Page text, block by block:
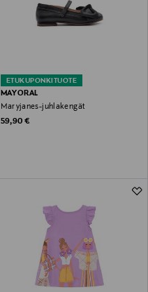
ETUKUPONKITUOTE
MAYORAL
Maryjanes-juhlakengät
Original Price
59,90 €